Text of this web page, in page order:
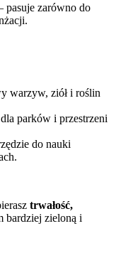
pasuje zarówno do
warzyw, ziół i roślin
parków i przestrzeni
do nauki
trwałość,
bardziej zieloną i